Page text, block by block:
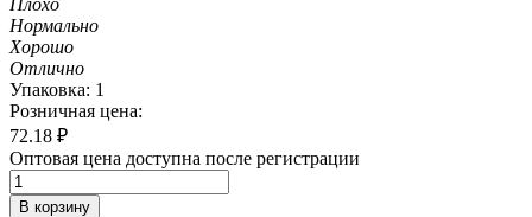
Нормально
Хорошо
Отлично
Упаковка: 1
Розничная цена:
72.18 ₽
Оптовая цена доступна после регистрации
В корзину